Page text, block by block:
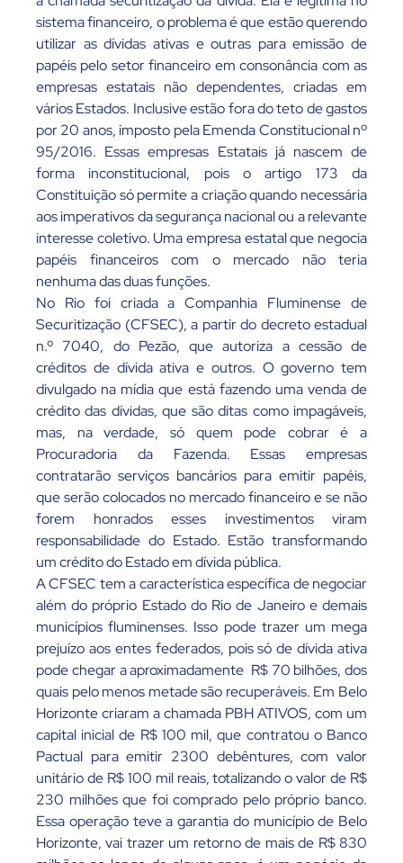
sistema financeiro, o problema é que estão querendo
utilizar as dívidas ativas e outras para emissão de
papéis pelo setor financeiro em consonância com as
empresas estatais não dependentes, criadas em
vários Estados. Inclusive estão fora do teto de gastos
por 20 anos, imposto pela Emenda Constitucional nº
95/2016. Essas empresas Estatais já nascem de
forma inconstitucional, pois o artigo 173 da
Constituição só permite a criação quando necessária
aos imperativos da segurança nacional ou a relevante
interesse coletivo. Uma empresa estatal que negocia
papéis financeiros com o mercado não teria
nenhuma das duas funções.
No Rio foi criada a Companhia Fluminense de
Securitização (CFSEC), a partir do decreto estadual
n.º 7040, do Pezão, que autoriza a cessão de
créditos de dívida ativa e outros. O governo tem
divulgado na mídia que está fazendo uma venda de
crédito das dívidas, que são ditas como impagáveis,
mas, na verdade, só quem pode cobrar é a
Procuradoria da Fazenda. Essas empresas
contratarão serviços bancários para emitir papéis,
que serão colocados no mercado financeiro e se não
forem honrados esses investimentos viram
responsabilidade do Estado. Estão transformando
um crédito do Estado em dívida pública.
A CFSEC tem a característica específica de negociar
além do próprio Estado do Rio de Janeiro e demais
municípios fluminenses. Isso pode trazer um mega
prejuízo aos entes federados, pois só de dívida ativa
pode chegar a aproximadamente R$ 70 bilhões, dos
quais pelo menos metade são recuperáveis. Em Belo
Horizonte criaram a chamada PBH ATIVOS, com um
capital inicial de R$ 100 mil, que contratou o Banco
Pactual para emitir 2300 debêntures, com valor
unitário de R$ 100 mil reais, totalizando o valor de R$
230 milhões que foi comprado pelo próprio banco.
Essa operação teve a garantia do município de Belo
Horizonte, vai trazer um retorno de mais de R$ 830